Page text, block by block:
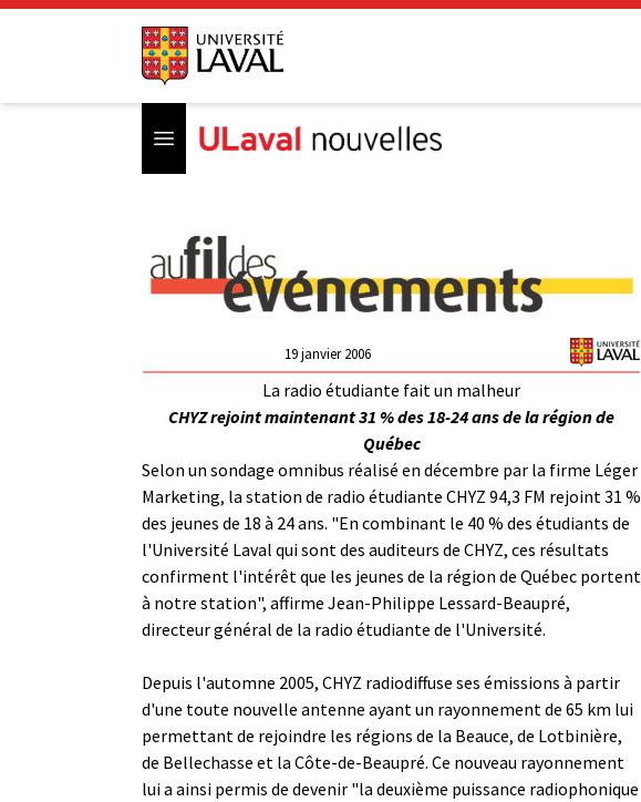
Open menu
19 janvier 2006
La radio étudiante fait un malheur
CHYZ rejoint maintenant 31 % des 18-24 ans de la région de
Québec
Selon un sondage omnibus réalisé en décembre par la firme Léger
Marketing, la station de radio étudiante CHYZ 94,3 FM rejoint 31 %
des jeunes de 18 à 24 ans. "En combinant le 40 % des étudiants de
l'Université Laval qui sont des auditeurs de CHYZ, ces résultats
confirment l'intérêt que les jeunes de la région de Québec portent
à notre station", affirme Jean-Philippe Lessard-Beaupré,
directeur général de la radio étudiante de l'Université.
Depuis l'automne 2005, CHYZ radiodiffuse ses émissions à partir
d'une toute nouvelle antenne ayant un rayonnement de 65 km lui
permettant de rejoindre les régions de la Beauce, de Lotbinière,
de Bellechasse et la Côte-de-Beaupré. Ce nouveau rayonnement
lui a ainsi permis de devenir "la deuxième puissance radiophonique